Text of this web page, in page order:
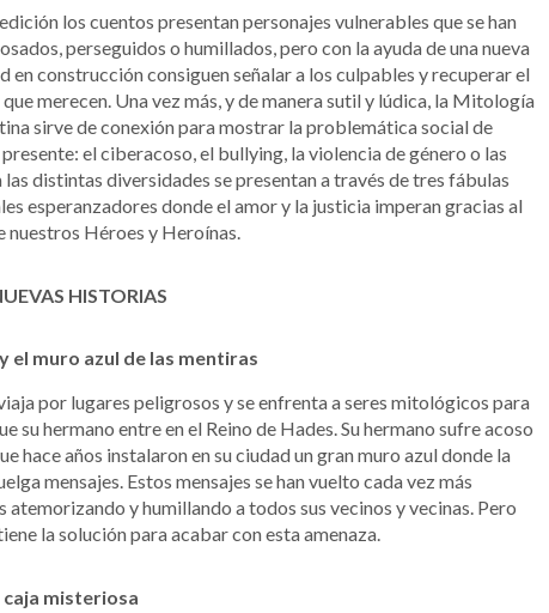
los cuentos presentan personajes vulnerables que se han
perseguidos o humillados, pero con la ayuda de una nueva
en construcción consiguen señalar a los culpables y recuperar el
merecen. Una vez más, y de manera sutil y lúdica, la Mitología
sirve de conexión para mostrar la problemática social de
el ciberacoso, el bullying, la violencia de género o las
distintas diversidades se presentan a través de tres fábulas
esperanzadores donde el amor y la justicia imperan gracias al
nuestros Héroes y Heroínas.
HISTORIAS
el muro azul de las mentiras
por lugares peligrosos y se enfrenta a seres mitológicos para
su hermano entre en el Reino de Hades. Su hermano sufre acoso
hace años instalaron en su ciudad un gran muro azul donde la
mensajes. Estos mensajes se han vuelto cada vez más
atemorizando y humillando a todos sus vecinos y vecinas. Pero
la solución para acabar con esta amenaza.
caja misteriosa